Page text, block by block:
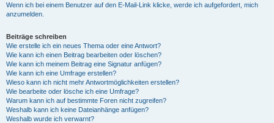
Wenn ich bei einem Benutzer auf den E-Mail-Link klicke, werde ich aufgefordert, mich
anzumelden.
Beiträge schreiben
Wie erstelle ich ein neues Thema oder eine Antwort?
Wie kann ich einen Beitrag bearbeiten oder löschen?
Wie kann ich meinem Beitrag eine Signatur anfügen?
Wie kann ich eine Umfrage erstellen?
Wieso kann ich nicht mehr Antwortmöglichkeiten erstellen?
Wie bearbeite oder lösche ich eine Umfrage?
Warum kann ich auf bestimmte Foren nicht zugreifen?
Weshalb kann ich keine Dateianhänge anfügen?
Weshalb wurde ich verwarnt?